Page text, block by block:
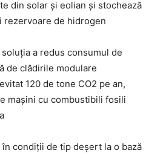
din solar și eolian și stochează
rezervoare de hidrogen
a redus consumul de
de clădirile modulare
120 de tone CO2 pe an,
mașini cu combustibili fosili
în condiții de tip deșert la o bază